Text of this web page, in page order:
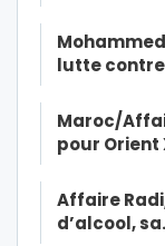
lutte
Maroc/
pour Orient
Affaire
d’alcool,